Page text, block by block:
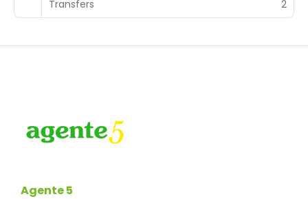
Transfers 2
Agente 5